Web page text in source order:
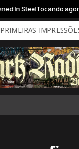
SteelTocando agora:
IMPRESSÕES: